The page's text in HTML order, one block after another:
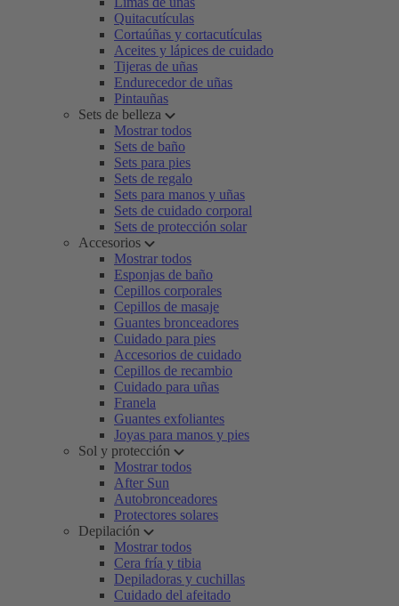
Quitacutículas
Cortaúñas y cortacutículas
Aceites y lápices de cuidado
Tijeras de uñas
Endurecedor de uñas
Pintauñas
Sets de belleza
Mostrar todos
Sets de baño
Sets para pies
Sets de regalo
Sets para manos y uñas
Sets de cuidado corporal
Sets de protección solar
Accesorios
Mostrar todos
Esponjas de baño
Cepillos corporales
Cepillos de masaje
Guantes bronceadores
Cuidado para pies
Accesorios de cuidado
Cepillos de recambio
Cuidado para uñas
Franela
Guantes exfoliantes
Joyas para manos y pies
Sol y protección
Mostrar todos
After Sun
Autobronceadores
Protectores solares
Depilación
Mostrar todos
Cera fría y tibia
Depiladoras y cuchillas
Cuidado del afeitado